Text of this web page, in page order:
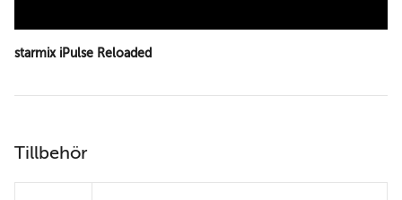
starmix iPulse Reloaded
Tillbehör